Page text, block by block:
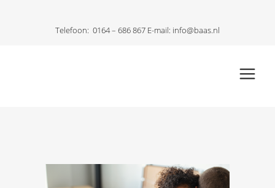
Telefoon: 0164 – 686 867 E-mail: info@baas.nl